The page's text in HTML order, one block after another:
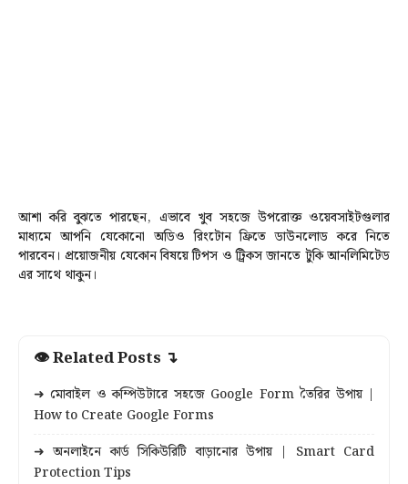
আশা করি বুঝতে পারছেন, এভাবে খুব সহজে উপরোক্ত ওয়েবসাইটগুলার
মাধ্যমে আপনি যেকোনো অডিও রিংটোন ফ্রিতে ডাউনলোড করে নিতে
পারবেন। প্রয়োজনীয় যেকোন বিষয়ে টিপস ও ট্রিকস জানতে টুকি আনলিমিটেড
এর সাথে থাকুন।
👁 Related Posts ↴
➜ মোবাইল ও কম্পিউটারে সহজে Google Form তৈরির উপায় |
How to Create Google Forms
➜ অনলাইনে কার্ড সিকিউরিটি বাড়ানোর উপায় | Smart Card
Protection Tips